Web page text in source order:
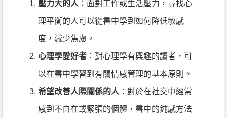
壓力大的人 ：面對工作或生活壓力，尋找心
理平衡的人可以從書中學到如何降低敏感
度，減少焦慮。
心理學愛好者 ：對心理學有興趣的讀者，可
以在書中學習到有關情感管理的基本原則。
希望改善人際關係的人 ：對於在社交中經常
感到不自在或緊張的個體，書中的鈍感方法